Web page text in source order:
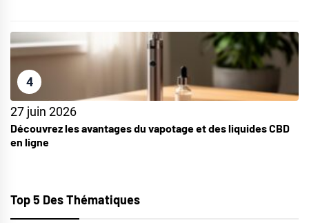
4
27 juin 2026
Découvrez les avantages du vapotage et des liquides CBD
en ligne
Top 5 Des Thématiques